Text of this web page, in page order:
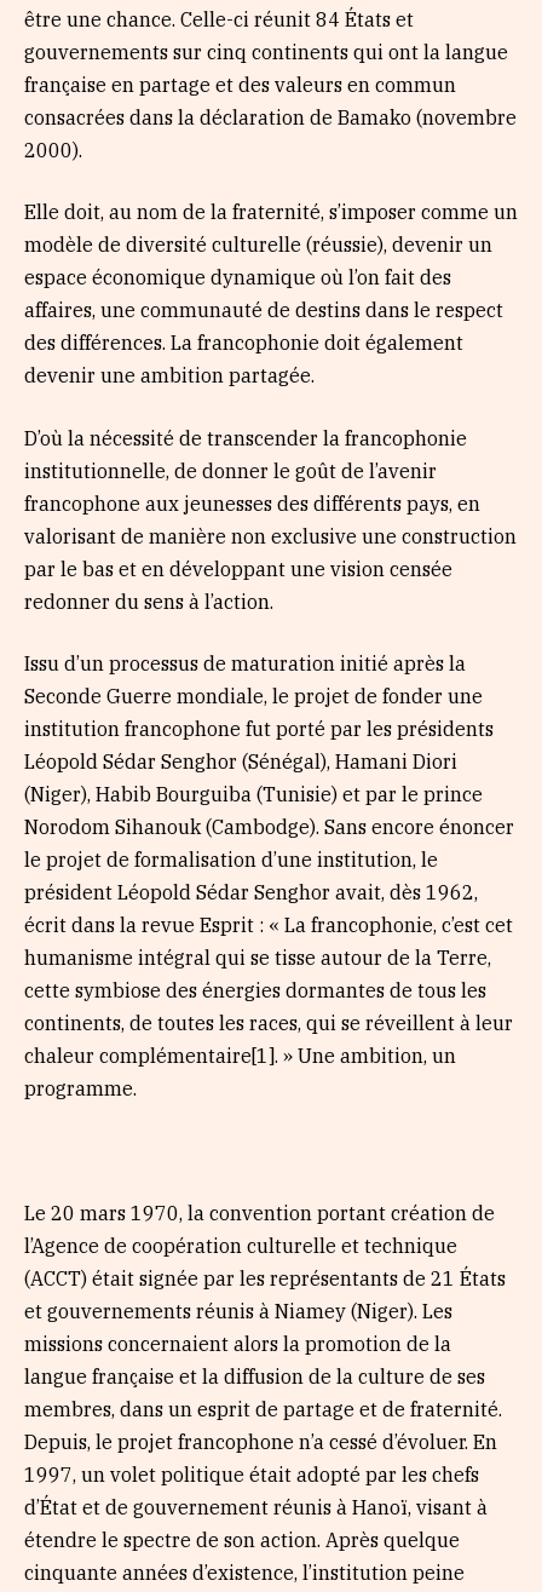
être une chance. Celle-ci réunit 84 États et
gouvernements sur cinq continents qui ont la langue
française en partage et des valeurs en commun
consacrées dans la déclaration de Bamako (novembre
2000).
Elle doit, au nom de la fraternité, s’imposer comme un
modèle de diversité culturelle (réussie), devenir un
espace économique dynamique où l’on fait des
affaires, une communauté de destins dans le respect
des différences. La francophonie doit également
devenir une ambition partagée.
D’où la nécessité de transcender la francophonie
institutionnelle, de donner le goût de l’avenir
francophone aux jeunesses des différents pays, en
valorisant de manière non exclusive une construction
par le bas et en développant une vision censée
redonner du sens à l’action.
Issu d’un processus de maturation initié après la
Seconde Guerre mondiale, le projet de fonder une
institution francophone fut porté par les présidents
Léopold Sédar Senghor (Sénégal), Hamani Diori
(Niger), Habib Bourguiba (Tunisie) et par le prince
Norodom Sihanouk (Cambodge). Sans encore énoncer
le projet de formalisation d’une institution, le
président Léopold Sédar Senghor avait, dès 1962,
écrit dans la revue Esprit : « La francophonie, c’est cet
humanisme intégral qui se tisse autour de la Terre,
cette symbiose des énergies dormantes de tous les
continents, de toutes les races, qui se réveillent à leur
chaleur complémentaire[1]. » Une ambition, un
programme.
Le 20 mars 1970, la convention portant création de
l’Agence de coopération culturelle et technique
(ACCT) était signée par les représentants de 21 États
et gouvernements réunis à Niamey (Niger). Les
missions concernaient alors la promotion de la
langue française et la diffusion de la culture de ses
membres, dans un esprit de partage et de fraternité.
Depuis, le projet francophone n’a cessé d’évoluer. En
1997, un volet politique était adopté par les chefs
d’État et de gouvernement réunis à Hanoï, visant à
étendre le spectre de son action. Après quelque
cinquante années d’existence, l’institution peine